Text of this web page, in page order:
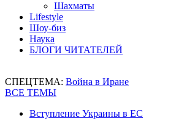
Шахматы
Lifestyle
Шоу-биз
Наука
БЛОГИ ЧИТАТЕЛЕЙ
СПЕЦТЕМА: Война в Иране
ВСЕ ТЕМЫ
Вступление Украины в ЕС